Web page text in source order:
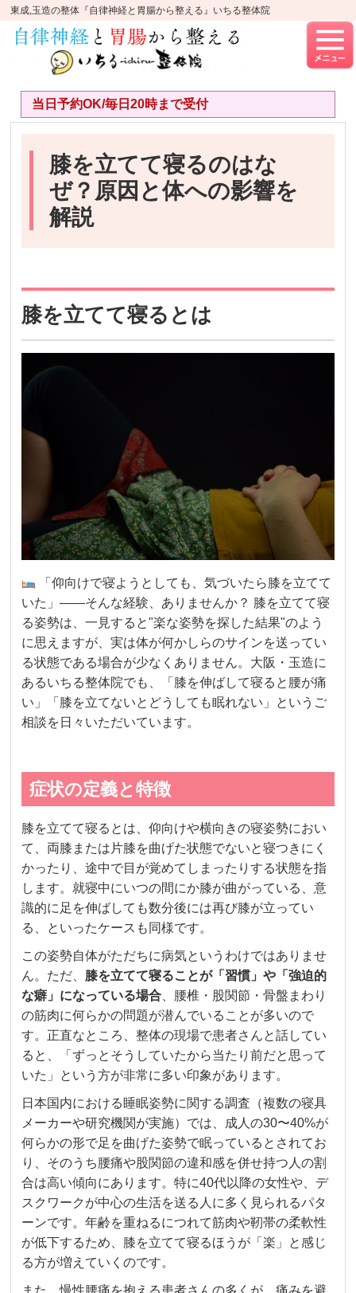
東成,玉造の整体『自律神経と胃腸から整える』いちる整体院
当日予約OK/毎日20時まで受付
膝を立てて寝るのはな
ぜ？原因と体への影響を
解説
膝を立てて寝るとは
「仰向けで寝ようとしても、気づいたら膝を立てて
いた」——そんな経験、ありませんか？ 膝を立てて寝
る姿勢は、一見すると"楽な姿勢を探した結果"のよう
に思えますが、実は体が何かしらのサインを送ってい
る状態である場合が少なくありません。大阪・玉造に
あるいちる整体院でも、「膝を伸ばして寝ると腰が痛
い」「膝を立てないとどうしても眠れない」というご
相談を日々いただいています。
症状の定義と特徴
膝を立てて寝るとは、仰向けや横向きの寝姿勢におい
て、両膝または片膝を曲げた状態でないと寝つきにく
かったり、途中で目が覚めてしまったりする状態を指
します。就寝中にいつの間にか膝が曲がっている、意
識的に足を伸ばしても数分後には再び膝が立ってい
る、といったケースも同様です。
この姿勢自体がただちに病気というわけではありませ
ん。ただ、 膝を立てて寝ることが「習慣」や「強迫的
な癖」になっている場合 、腰椎・股関節・骨盤まわり
の筋肉に何らかの問題が潜んでいることが多いので
す。正直なところ、整体の現場で患者さんと話してい
ると、「ずっとそうしていたから当たり前だと思って
いた」という方が非常に多い印象があります。
日本国内における睡眠姿勢に関する調査（複数の寝具
メーカーや研究機関が実施）では、成人の30〜40%が
何らかの形で足を曲げた姿勢で眠っているとされてお
り、そのうち腰痛や股関節の違和感を併せ持つ人の割
合は高い傾向にあります。特に40代以降の女性や、デ
スクワークが中心の生活を送る人に多く見られるパタ
ーンです。年齢を重ねるにつれて筋肉や靭帯の柔軟性
が低下するため、膝を立てて寝るほうが「楽」と感じ
る方が増えていくのです。